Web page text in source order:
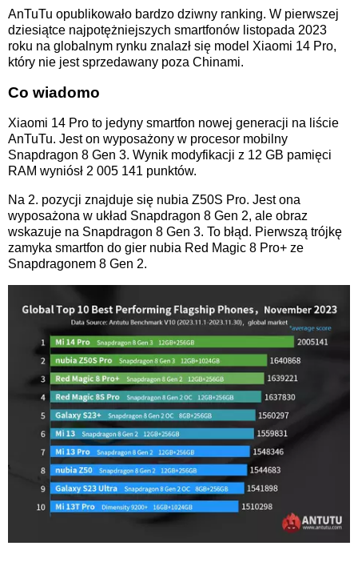
AnTuTu opublikowało bardzo dziwny ranking. W pierwszej
dziesiątce najpotężniejszych smartfonów listopada 2023
roku na globalnym rynku znalazł się model Xiaomi 14 Pro,
który nie jest sprzedawany poza Chinami.
Co wiadomo
Xiaomi 14 Pro to jedyny smartfon nowej generacji na liście
AnTuTu. Jest on wyposażony w procesor mobilny
Snapdragon 8 Gen 3. Wynik modyfikacji z 12 GB pamięci
RAM wyniósł 2 005 141 punktów.
Na 2. pozycji znajduje się nubia Z50S Pro. Jest ona
wyposażona w układ Snapdragon 8 Gen 2, ale obraz
wskazuje na Snapdragon 8 Gen 3. To błąd. Pierwszą trójkę
zamyka smartfon do gier nubia Red Magic 8 Pro+ ze
Snapdragonem 8 Gen 2.